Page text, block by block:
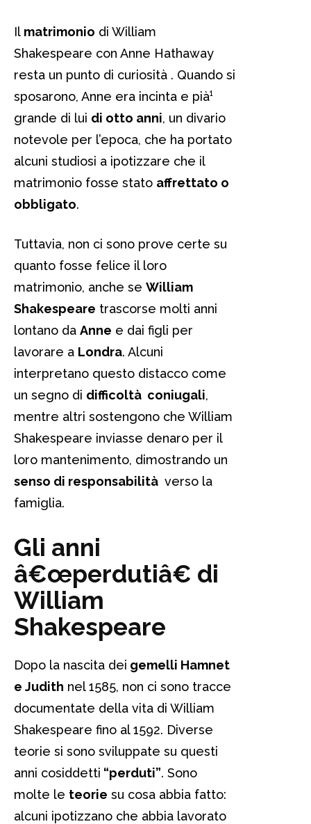
Il matrimonio di William
Shakespeare con Anne Hathaway
resta un punto di curiosità . Quando si
sposarono, Anne era incinta e pià¹
grande di lui di otto anni, un divario
notevole per l’epoca, che ha portato
alcuni studiosi a ipotizzare che il
matrimonio fosse stato affrettato o
obbligato.
Tuttavia, non ci sono prove certe su
quanto fosse felice il loro
matrimonio, anche se William
Shakespeare trascorse molti anni
lontano da Anne e dai figli per
lavorare a Londra. Alcuni
interpretano questo distacco come
un segno di difficoltà coniugali,
mentre altri sostengono che William
Shakespeare inviasse denaro per il
loro mantenimento, dimostrando un
senso di responsabilità verso la
famiglia.
Gli anni
â€œperdutiâ€ di
William
Shakespeare
Dopo la nascita dei gemelli Hamnet
e Judith nel 1585, non ci sono tracce
documentate della vita di William
Shakespeare fino al 1592. Diverse
teorie si sono sviluppate su questi
anni cosiddetti “perduti”. Sono
molte le teorie su cosa abbia fatto:
alcuni ipotizzano che abbia lavorato